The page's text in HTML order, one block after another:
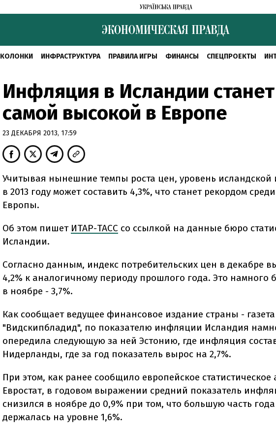
КОЛОНКИ ИНФРАСТРУКТУРА ПРАВИЛА ИГРЫ ФИНАНСЫ СПЕЦПРОЕКТЫ
Инфляция в Исландии станет
самой высокой в Европе
23 ДЕКАБРЯ 2013, 17:59
Учитывая нынешние темпы роста цен, уровень
в 2013 году может составить 4,3%, что станет рекордом
Европы.
Об этом пишет ИТАР-ТАСС со ссылкой на данные бюро
Исландии.
Согласно данным, индекс потребительских цен в декабре
4,2% к аналогичному периоду прошлого года. Это намного
в ноябре - 3,7%.
Как сообщает ведущее финансовое издание страны - газета
"Видскипбладид", по показателю инфляции Исландия
опередила следующую за ней Эстонию, где инфляция
Нидерланды, где за год показатель вырос на 2,7%.
При этом, как ранее сообщило европейское статистическое
Евростат, в годовом выражении средний показатель
снизился в ноябре до 0,9% при том, что большую часть
держалась на уровне 1,6%.